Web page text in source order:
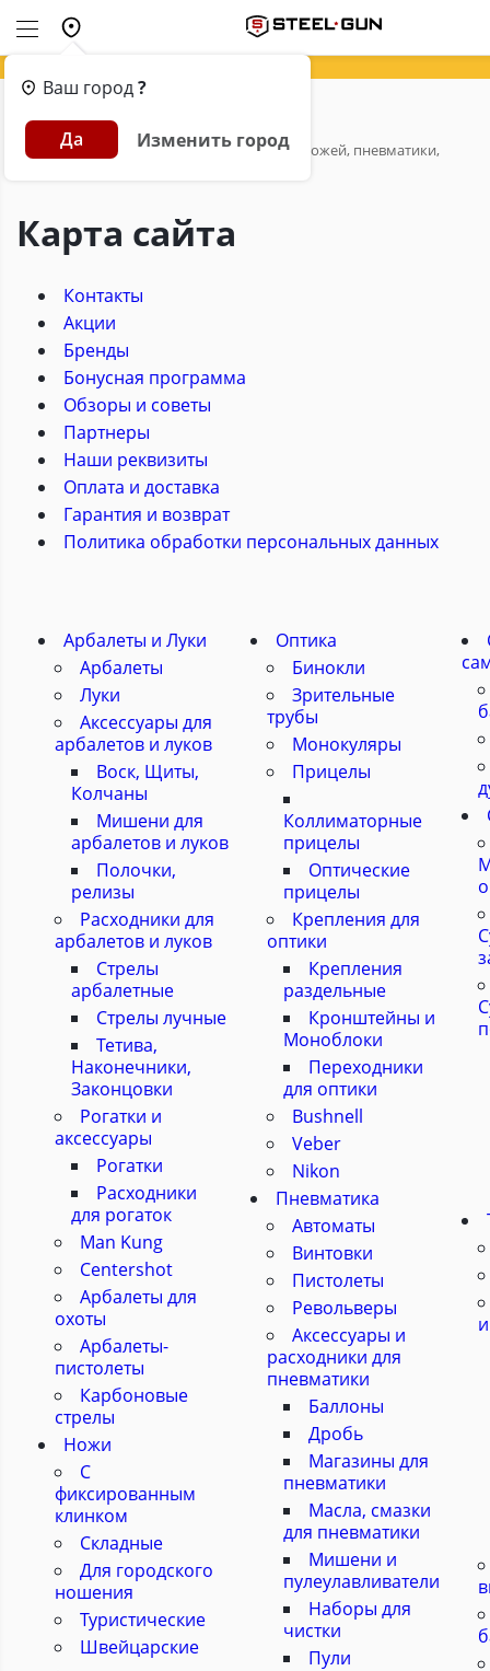
Ваш город?
Да Изменить город
Главная
Карта сайта Steel-Gun - интернет-магазин ножей, пневматики,
Карта сайта
Контакты
Акции
Бренды
Бонусная программа
Обзоры и советы
Партнеры
Наши реквизиты
Оплата и доставка
Гарантия и возврат
Политика обработки персональных данных
Арбалеты и Луки
Арбалеты
Луки
Аксессуары для
арбалетов и луков
Воск, Щиты,
Колчаны
Мишени для
арбалетов и луков
Полочки,
релизы
Расходники для
арбалетов и луков
Стрелы
арбалетные
Стрелы лучные
Тетива,
Наконечники,
Законцовки
Рогатки и
аксессуары
Рогатки
Расходники
для рогаток
Man Kung
Centershot
Арбалеты для
охоты
Арбалеты-
пистолеты
Карбоновые
стрелы
Ножи
С
фиксированным
клинком
Складные
Для городского
ношения
Туристические
Швейцарские
Оптика
Бинокли
Зрительные
трубы
Монокуляры
Прицелы
Коллиматорные
прицелы
Оптические
прицелы
Крепления для
оптики
Крепления
раздельные
Кронштейны и
Моноблоки
Переходники
для оптики
Bushnell
Veber
Nikon
Пневматика
Автоматы
Винтовки
Пистолеты
Револьверы
Аксессуары и
расходники для
пневматики
Баллоны
Дробь
Магазины для
пневматики
Масла, смазки
для пневматики
Мишени и
пулеулавливатели
Наборы для
чистки
Пули